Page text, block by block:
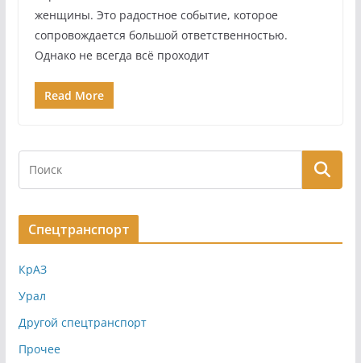
женщины. Это радостное событие, которое
сопровождается большой ответственностью.
Однако не всегда всё проходит
Read More
Спецтранспорт
КрАЗ
Урал
Другой спецтранспорт
Прочее